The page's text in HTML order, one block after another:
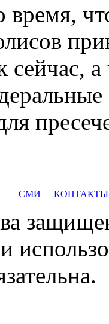
сейчас,
СМИ КОНТАКТЫ